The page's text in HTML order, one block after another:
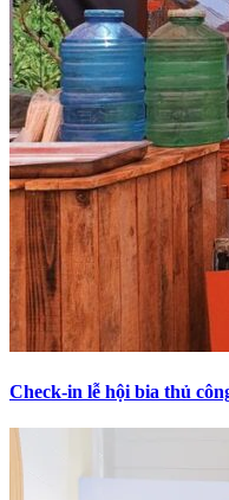
Check-in lễ hội bia thủ